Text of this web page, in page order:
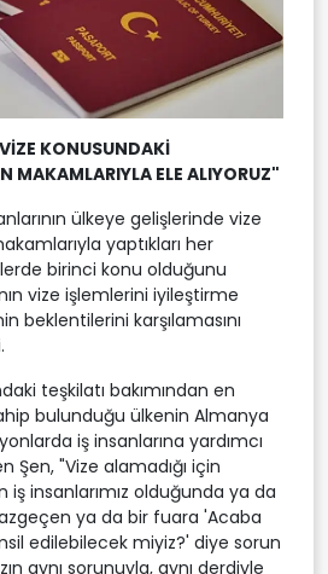
KONUSUNDAKİ
MAKAMLARIYLA ELE ALIYORUZ"
ülkeye gelişlerinde vize
yaptıkları her
birinci konu olduğunu
vize işlemlerini iyileştirme
beklentilerini karşılamasını
teşkilatı bakımından en
bulunduğu ülkenin Almanya
iş insanlarına yardımcı
Şen, "Vize alamadığı için
iş insanlarımız olduğunda ya da
ya da bir fuara 'Acaba
edilebilecek miyiz?' diye sorun
aynı sorunuyla, aynı derdiyle